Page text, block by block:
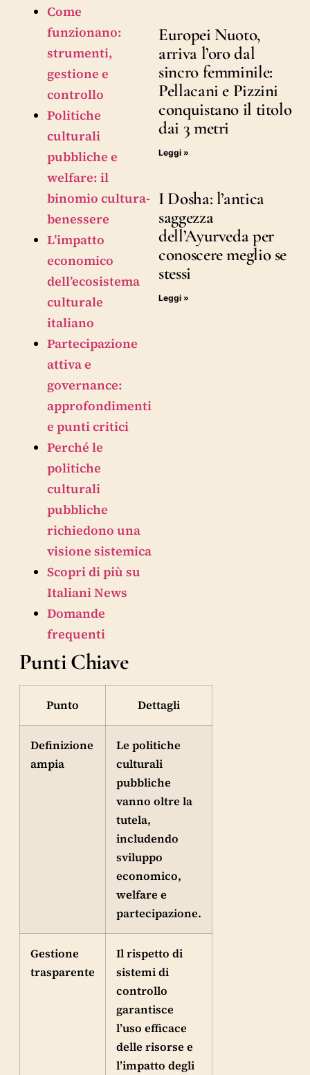
Come
funzionano:
strumenti,
gestione e
controllo
Politiche
culturali
pubbliche e
welfare: il
binomio cultura-
benessere
L’impatto
economico
dell’ecosistema
culturale
italiano
Partecipazione
attiva e
governance:
approfondimenti
e punti critici
Perché le
politiche
culturali
pubbliche
richiedono una
visione sistemica
Scopri di più su
Italiani News
Domande
frequenti
Punti Chiave
Punto Dettagli
Definizione
ampia
Le politiche
culturali
pubbliche
vanno oltre la
tutela,
includendo
sviluppo
economico,
welfare e
partecipazione.
Gestione
trasparente
Il rispetto di
sistemi di
controllo
garantisce
l’uso efficace
delle risorse e
l’impatto degli
Europei Nuoto,
arriva l’oro dal
sincro femminile:
Pellacani e Pizzini
conquistano il titolo
dai 3 metri
Leggi »
I Dosha: l’antica
saggezza
dell’Ayurveda per
conoscere meglio se
stessi
Leggi »